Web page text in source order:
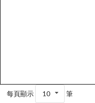
每頁顯示 10 筆